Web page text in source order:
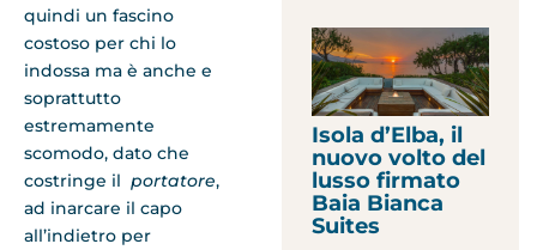
quindi un fascino
costoso per chi lo
indossa ma è anche e
soprattutto
estremamente
scomodo, dato che
costringe il portatore,
ad inarcare il capo
all’indietro per
Isola d’Elba, il
nuovo volto del
lusso firmato
Baia Bianca
Suites